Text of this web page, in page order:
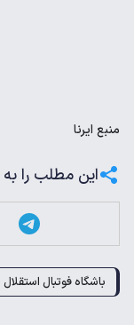
منبع ایرنا
این مطلب را به
باشگاه فوتبال استقلال